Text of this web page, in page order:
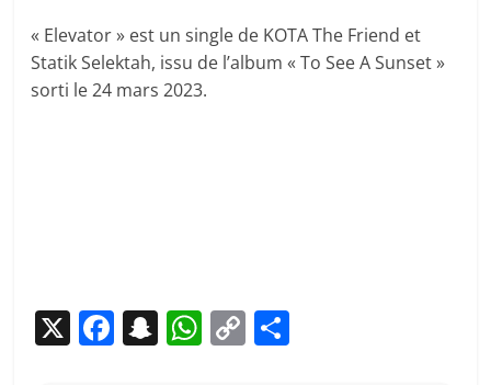
« Elevator » est un single de KOTA The Friend et
Statik Selektah, issu de l’album « To See A Sunset »
sorti le 24 mars 2023.
X F S W C